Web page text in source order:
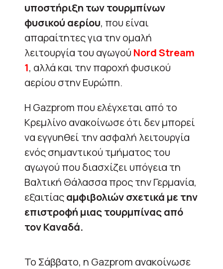
υποστήριξη των τουρμπίνων
φυσικού αερίου, που είναι
απαραίτητες για την ομαλή
λειτουργία του αγωγού Nord Stream
1, αλλά και την παροχή φυσικού
αερίου στην Ευρώπη.
Η Gazprom που ελέγχεται από το
Κρεμλίνο ανακοίνωσε ότι δεν μπορεί
να εγγυηθεί την ασφαλή λειτουργία
ενός σημαντικού τμήματος του
αγωγού που διασχίζει υπόγεια τη
Βαλτική Θάλασσα προς την Γερμανία,
εξαιτίαςαμφιβολιών σχετικά με την
επιστροφή μιας τουρμπίνας από
τον Καναδά.
Το Σάββατο, η Gazprom ανακοίνωσε